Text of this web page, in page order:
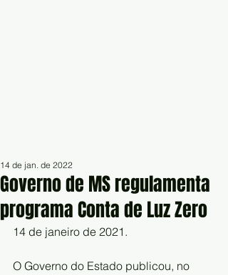
Governo de MS regulamenta
programa Conta de Luz Zero
14 de jan. de 2022
14 de janeiro de 2021.
O Governo do Estado publicou, no